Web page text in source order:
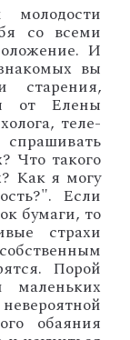
со всеми
И
вы
старения,
от Елены
теле-
Что такого
Как я могу
Если
бумаги, то
страхи
Порой
маленьких
обаяния